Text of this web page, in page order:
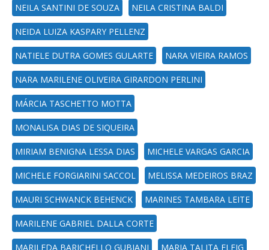
NEILA SANTINI DE SOUZA NEILA CRISTINA BALDI
NEIDA LUIZA KASPARY PELLENZ
NATIELE DUTRA GOMES GULARTE NARA VIEIRA RAMOS
NARA MARILENE OLIVEIRA GIRARDON PERLINI
MÁRCIA TASCHETTO MOTTA
MONALISA DIAS DE SIQUEIRA
MIRIAM BENIGNA LESSA DIAS MICHELE VARGAS GARCIA
MICHELE FORGIARINI SACCOL MELISSA MEDEIROS BRAZ
MAURI SCHWANCK BEHENCK MARINES TAMBARA LEITE
MARILENE GABRIEL DALLA CORTE
MARILEDA BARICHELLO GUBIANI MARIA TALITA FLEIG